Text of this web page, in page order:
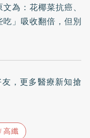
為： 花椰菜抗癌、
」吸收翻倍，但別
，更多醫療新知搶
高纖